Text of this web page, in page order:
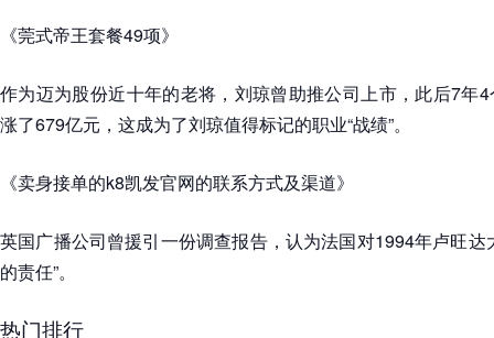
《莞式帝王套餐49项》
作为迈为股份近十年的老将，刘琼曾助推公司上市，此后7年
涨了679亿元，这成为了刘琼值得标记的职业“战绩”。
《卖身接单的k8凯发官网的联系方式及渠道》
英国广播公司曾援引一份调查报告，认为法国对1994年卢旺达
的责任”。
热门排行